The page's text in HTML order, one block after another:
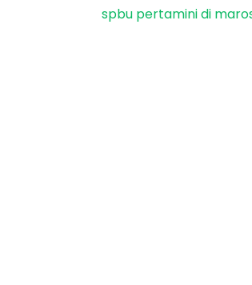
spbu pertamini di